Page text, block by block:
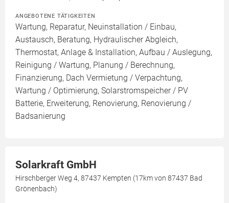
ANGEBOTENE TÄTIGKEITEN
Wartung, Reparatur, Neuinstallation / Einbau,
Austausch, Beratung, Hydraulischer Abgleich,
Thermostat, Anlage & Installation, Aufbau / Auslegung,
Reinigung / Wartung, Planung / Berechnung,
Finanzierung, Dach Vermietung / Verpachtung,
Wartung / Optimierung, Solarstromspeicher / PV
Batterie, Erweiterung, Renovierung, Renovierung /
Badsanierung
Solarkraft GmbH
Hirschberger Weg 4, 87437 Kempten (17km von 87437 Bad
Grönenbach)